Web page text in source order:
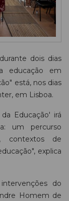
dois dias
educação em
está, nos dias
em Lisboa.
Educação' irá
um percurso
contextos de
explica
do
Homem de